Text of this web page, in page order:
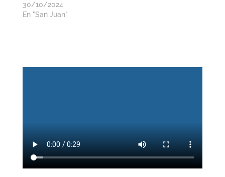
30/10/2024
En "San Juan"